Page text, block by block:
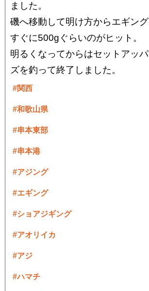
ました。
磯へ移動して明け方からエギン
すぐに500gぐらいのがヒット。
明るくなってからはセットアッ
ズを釣って終了しました。
#関西
#和歌山県
#串本東部
#串本港
#アジング
#エギング
#ショアジギング
#アオリイカ
#アジ
#ハマチ